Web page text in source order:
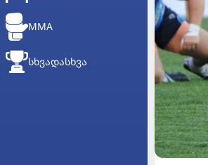
MMA
ᲡᲮᲕᲐᲓᲐᲡᲮᲕᲐ